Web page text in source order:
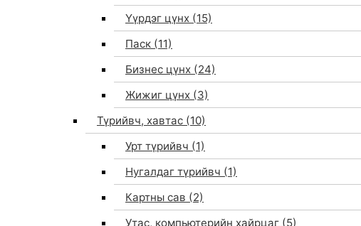
Үүрдэг цүнх (15)
Паск (11)
Бизнес цүнх (24)
Жижиг цүнх (3)
Түрийвч, хавтас (10)
Урт түрийвч (1)
Нугалдаг түрийвч (1)
Картны сав (2)
Утас, компьютерийн хайрцаг (5)